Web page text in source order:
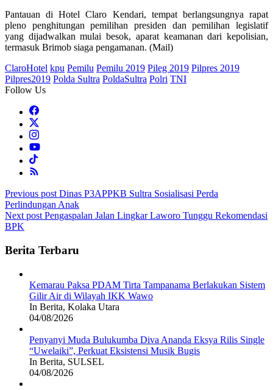
Pantauan di Hotel Claro Kendari, tempat berlangsungnya rapat
pleno penghitungan pemilihan presiden dan pemilihan legislatif
yang dijadwalkan mulai besok, aparat keamanan dari kepolisian,
termasuk Brimob siaga pengamanan. (Mail)
ClaroHotel kpu Pemilu Pemilu 2019 Pileg 2019 Pilpres 2019
Pilpres2019 Polda Sultra PoldaSultra Polri TNI
Follow Us
Post
navigation
Previous post Dinas P3APPKB Sultra Sosialisasi Perda
Perlindungan Anak
Next post Pengaspalan Jalan Lingkar Laworo Tunggu Rekomendasi
BPK
Berita Terbaru
Kemarau Paksa PDAM Tirta Tampanama Berlakukan Sistem
Gilir Air di Wilayah IKK Wawo
In Berita, Kolaka Utara
04/08/2026
Penyanyi Muda Bulukumba Diva Ananda Eksya Rilis Single
“Uwelaiki”, Perkuat Eksistensi Musik Bugis
In Berita, SULSEL
04/08/2026